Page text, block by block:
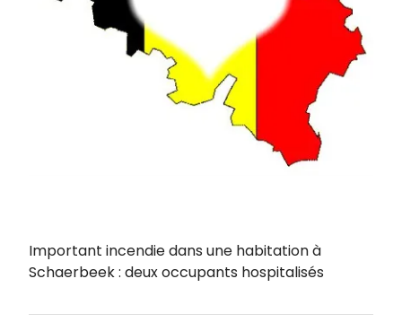
Important incendie dans une habitation à
Schaerbeek : deux occupants hospitalisés